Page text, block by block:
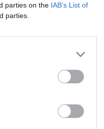
parties on the IAB’s List of
parties.
lackat motorrum